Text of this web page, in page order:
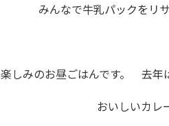
みんなで牛乳パックをリ
楽しみのお昼ごはんです。 去
おいしいカ